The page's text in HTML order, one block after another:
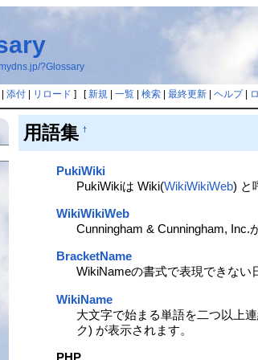
?Glossary
添付| リロード ] [新規| 一覧| 検索| 最終更新| ヘルプ|
用語集 †
PukiWiki
PukiWikiは Wiki(WikiWikiWeb) と
WikiWikiWeb
Cunningham & Cunningham, Inc.
BracketName
WikiNameの書式で表現できない
WikiName
大文字で始まる単語を二つ以上
ク) が表示されます。
PHP